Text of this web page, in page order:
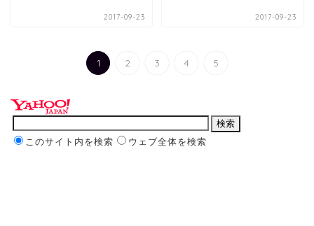
2017-09-23 2017-09-23
1 2 3 4 5
このサイト内を検索 ウェブ全体を検索